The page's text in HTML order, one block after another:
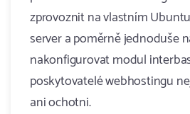
zprovoznit na vlastním
server a poměrně jednoduše
nakonfigurovat modul
poskytovatelé webhostingu
ani ochotni.